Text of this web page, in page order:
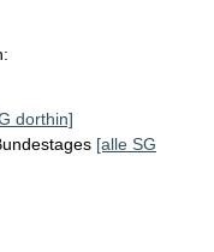
dorthin]
[alle SG